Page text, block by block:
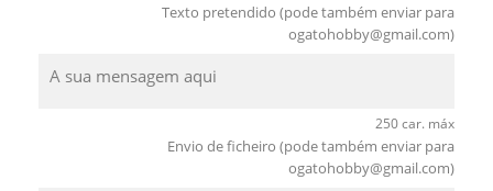
Texto pretendido (pode também enviar para
ogatohobby@gmail.com)
250 car. máx
Envio de ficheiro (pode também enviar para
ogatohobby@gmail.com)